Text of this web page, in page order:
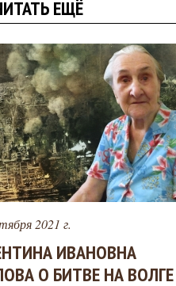
ЕЩЁ
2021 г.
ИВАНОВНА
О БИТВЕ НА ВОЛГЕ